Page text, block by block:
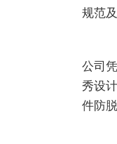
规范
公司
秀设
件防